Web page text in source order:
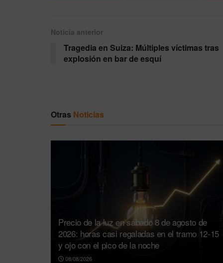
Noticia anterior
Tragedia en Suiza: Múltiples víctimas tras
explosión en bar de esquí
Otras Noticias
Precio de la luz en sábado 8 de agosto de
2026: horas casi regaladas en el tramo 12-15
y ojo con el pico de la noche
08/08/2026